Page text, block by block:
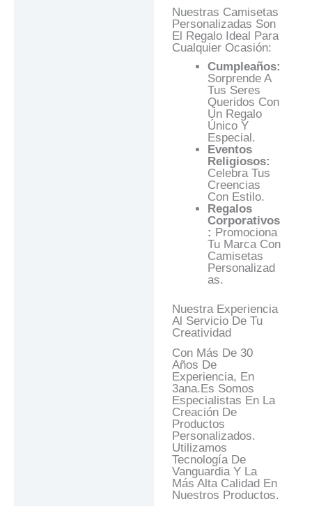
Nuestras Camisetas
Personalizadas Son
El Regalo Ideal Para
Cualquier Ocasión:
Cumpleaños:
Sorprende A
Tus Seres
Queridos Con
Un Regalo
Único Y
Especial.
Eventos
Religiosos:
Celebra Tus
Creencias
Con Estilo.
Regalos
Corporativos
: Promociona
Tu Marca Con
Camisetas
Personalizad
As.
Nuestra Experiencia
Al Servicio De Tu
Creatividad
Con Más De 30
Años De
Experiencia, En
3ana.es Somos
Especialistas En La
Creación De
Productos
Personalizados.
Utilizamos
Tecnología De
Vanguardia Y La
Más Alta Calidad En
Nuestros Productos.